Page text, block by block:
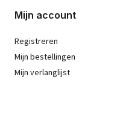
Mijn account
Registreren
Mijn bestellingen
Mijn verlanglijst